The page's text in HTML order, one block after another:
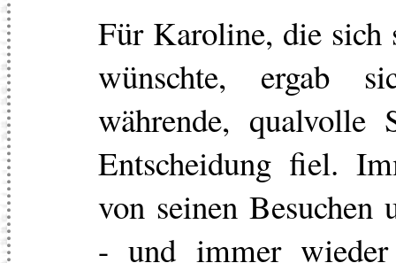
Für Karoline, die
wünschte, ergab
währende,
Entscheidung fiel.
von seinen Besuchen
- und immer wieder